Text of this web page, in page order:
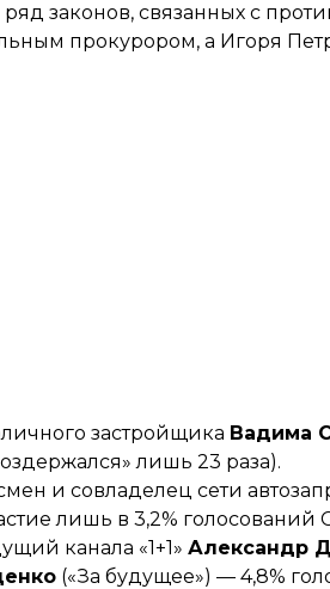
законов, связанных с
прокурором, а Игоря
застройщика Вадима
лишь 23 раза).
и совладелец сети
лишь в 3,2% голосований
канала «1+1» Александр
(«За будущее») — 4,8%